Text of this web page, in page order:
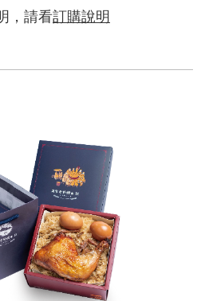
，請看訂購說明